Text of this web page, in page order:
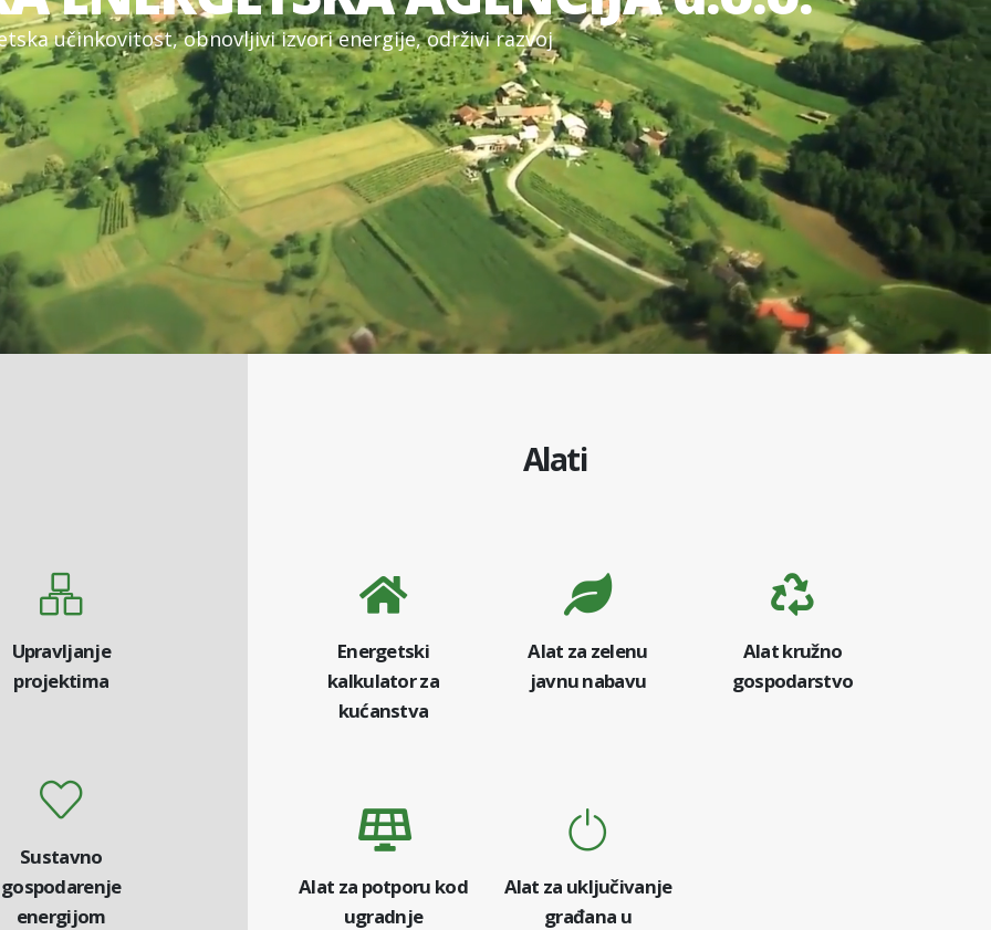
tska učinkovitost, obnovljivi izvori energije, održivi razvoj
Upravljanje
projektima
Sustavno
gospodarenje
energijom
Alati
Energetski
kalkulator za
kućanstva
Alat za zelenu
javnu nabavu
Alat kružno
gospodarstvo
Alat za potporu kod
ugradnje
Alat za uključivanje
građana u